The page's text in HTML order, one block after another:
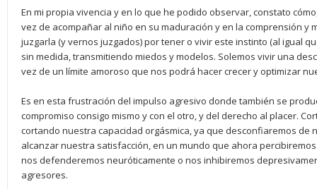
En mi propia vivencia y en lo que he podido observar, constato
vez de acompañar al niño en su maduración y en la comprensión y
juzgarla (y vernos juzgados) por tener o vivir este instinto (al igual
sin medida, transmitiendo miedos y modelos. Solemos vivir una
vez de un límite amoroso que nos podrá hacer crecer y optimizar
Es en esta frustración del impulso agresivo donde también se
compromiso consigo mismo y con el otro, y del derecho al placer.
cortando nuestra capacidad orgásmica, ya que desconfiaremos de
alcanzar nuestra satisfacción, en un mundo que ahora
nos defenderemos neuróticamente o nos inhibiremos
agresores.